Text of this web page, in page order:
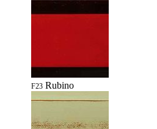
F23 Rubino